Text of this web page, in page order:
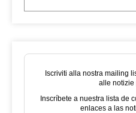
Iscriviti alla nostra mailing
alle notizie
Inscríbete a nuestra lista de
enlaces a las